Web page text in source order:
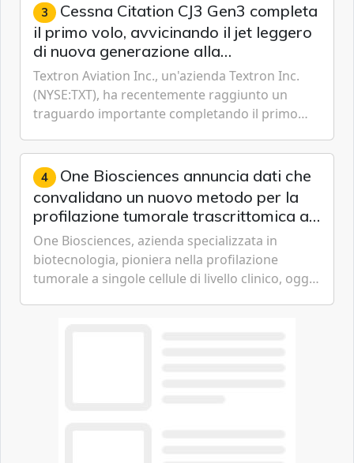
3 Cessna Citation CJ3 Gen3 completa
il primo volo, avvicinando il jet leggero
di nuova generazione alla
certificazione
Textron Aviation Inc., un'azienda Textron Inc.
(NYSE:TXT), ha recentemente raggiunto un
traguardo importante completando il primo
Gen3, avvicinando i...
4 One Biosciences annuncia dati che
convalidano un nuovo metodo per la
profilazione tumorale trascrittomica a
singole cellule da campioni istologici
One Biosciences, azienda specializzata in
biotecnologia, pioniera nella profilazione
tumorale a singole cellule di livello clinico, oggi